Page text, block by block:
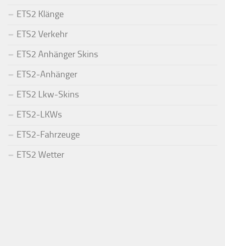
ETS2 Klänge
ETS2 Verkehr
ETS2 Anhänger Skins
ETS2-Anhänger
ETS2 Lkw-Skins
ETS2-LKWs
ETS2-Fahrzeuge
ETS2 Wetter